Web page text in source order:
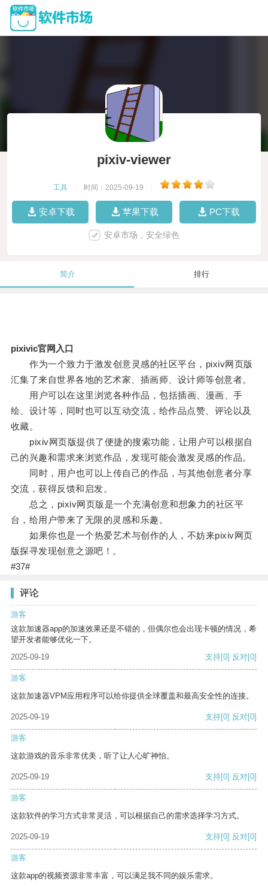
pixiv-viewer
工具 时间：2025-09-19
安卓下载 苹果下载 PC下载
安卓市场，安全绿色
简介 排行
pixivic官网入口
作为一个致力于激发创意灵感的社区平台，pixiv网页版
汇集了来自世界各地的艺术家、插画师、设计师等创意者。
用户可以在这里浏览各种作品，包括插画、漫画、手
绘、设计等，同时也可以互动交流，给作品点赞、评论以及
收藏。
pixiv网页版提供了便捷的搜索功能，让用户可以根据自
己的兴趣和需求来浏览作品，发现可能会激发灵感的作品。
同时，用户也可以上传自己的作品，与其他创意者分享
交流，获得反馈和启发。
总之，pixiv网页版是一个充满创意和想象力的社区平
台，给用户带来了无限的灵感和乐趣。
如果你也是一个热爱艺术与创作的人，不妨来pixiv网页
版探寻发现创意之源吧！。
#37#
评论
游客
这款加速器app的加速效果还是不错的，但偶尔也会出现卡顿的情况，希
望开发者能够优化一下。
2025-09-19
支持[0] 反对[0]
游客
这款加速器VPM应用程序可以给你提供全球覆盖和最高安全性的连接。
2025-09-19 支持[0] 反对[0]
游客
这款游戏的音乐非常优美，听了让人心旷神怡。
2025-09-19 支持[0] 反对[0]
游客
这款软件的学习方式非常灵活，可以根据自己的需求选择学习方式。
2025-09-19 支持[0] 反对[0]
游客
这款app的视频资源非常丰富，可以满足我不同的娱乐需求。